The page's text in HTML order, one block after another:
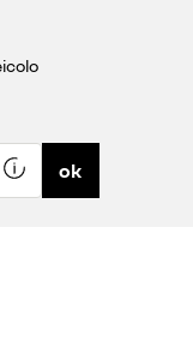
ok